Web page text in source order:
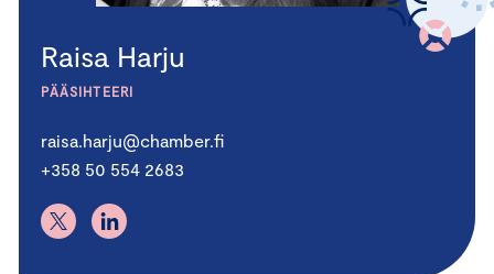
Raisa Harju
PÄÄSIHTEERI
raisa.harju@chamber.fi
+358 50 554 2683